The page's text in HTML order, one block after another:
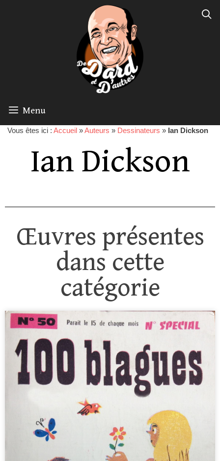
Menu
Vous êtes ici : Accueil »Auteurs » Dessinateurs » Ian Dickson
Ian Dickson
Œuvres présentes
dans cette
catégorie